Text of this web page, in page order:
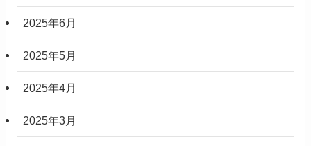
2025年6月
2025年5月
2025年4月
2025年3月